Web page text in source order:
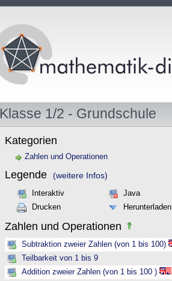
Klasse 1/2 - Grundschule
Kategorien
Zahlen und Operationen
Legende (weitere Infos)
Interaktiv Java
Drucken
Herunterladen
Zahlen und Operationen
Subtraktion zweier Zahlen (von 1 bis 100)
Teilbarkeit von 1 bis 9
Addition zweier Zahlen (von 1 bis 100 )